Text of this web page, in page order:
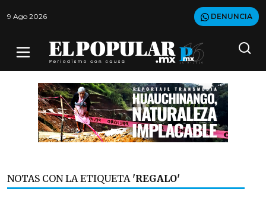
9 Ago 2026 DENUNCIA
NOTAS CON LA ETIQUETA 'REGALO'